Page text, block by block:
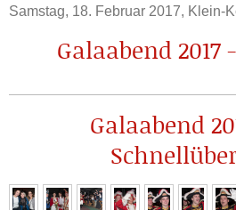
Samstag, 18. Februar 2017, Klein-
Galaabend 2017
Galaabend